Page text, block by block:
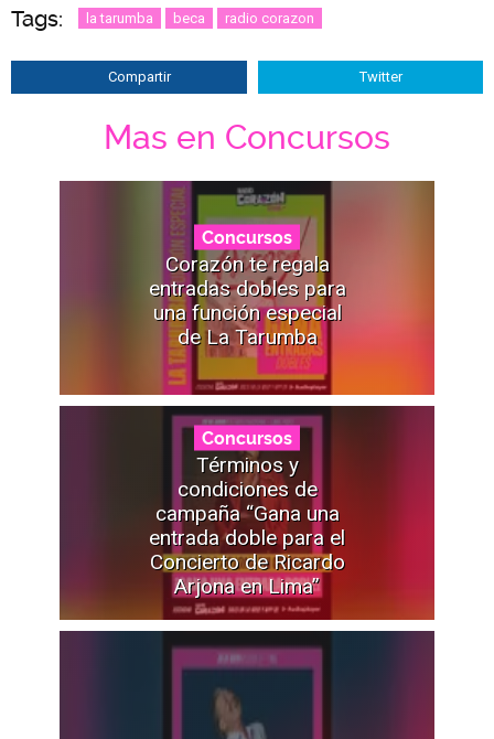
Tags: la tarumba beca radio corazon
Compartir Twitter
Mas en Concursos
Concursos
Corazón te regala
entradas dobles para
una función especial
de La Tarumba
Concursos
Términos y
condiciones de
campaña “Gana una
entrada doble para el
Concierto de Ricardo
Arjona en Lima”